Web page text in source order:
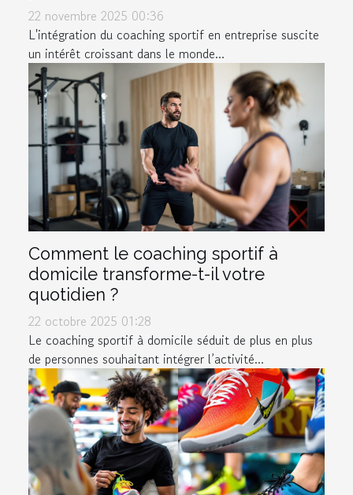
22 novembre 2025 00:36
L'intégration du coaching sportif en entreprise suscite
un intérêt croissant dans le monde...
Comment le coaching sportif à
domicile transforme-t-il votre
quotidien ?
22 octobre 2025 01:28
Le coaching sportif à domicile séduit de plus en plus
de personnes souhaitant intégrer l’activité...